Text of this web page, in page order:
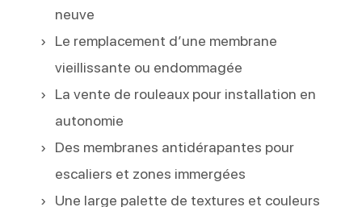
neuve
Le remplacement d’une membrane
vieillissante ou endommagée
La vente de rouleaux pour installation en
autonomie
Des membranes antidérapantes pour
escaliers et zones immergées
Une large palette de textures et couleurs